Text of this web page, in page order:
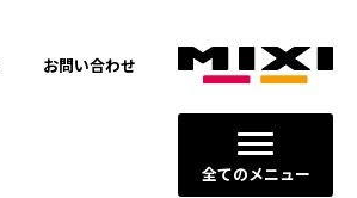
全てのメニュー
お問い合わせ